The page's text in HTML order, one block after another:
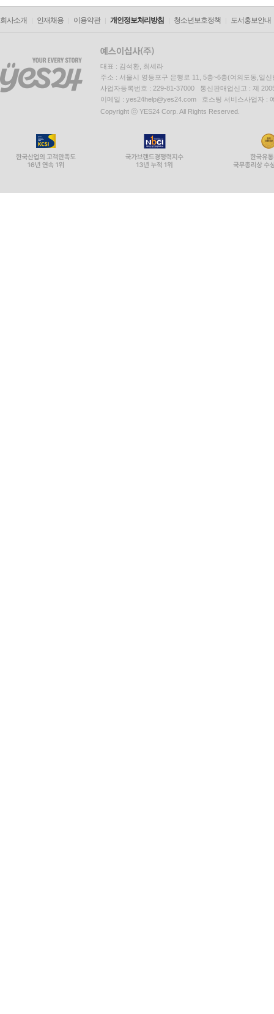
회사소개 인재채용 이용약관 개인정보처리방침 청소년보호정책 도서홍보안내
대표 : 김석환, 최세라
주소 : 서울시 영등포구 은행로 11, 5층~6층(여의도동,일신
사업자등록번호 : 229-81-37000 통신판매업신고 : 제
이메일 : yes24help@yes24.com 호스팅 서비스사업자 :
Copyright ⓒ YES24 Corp. All Rights Reserved.